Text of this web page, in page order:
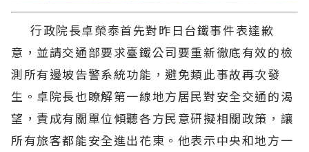
行政院長卓榮泰首先對昨日台鐵事件表達歉
意，並請交通部要求臺鐵公司要重新徹底有效的檢
測所有邊坡告警系統功能，避免類此事故再次發
生。卓院長也瞭解第一線地方居民對安全交通的渴
望，責成有關單位傾聽各方民意研擬相關政策，讓
所有旅客都能安全進出花東。他表示中央和地方一